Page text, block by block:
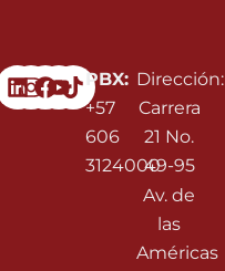
Linkedin
Instagram
Facebook
Youtube
PBX:
+57
606
3124000
Dirección:
Carrera
21 No.
49-95
Av. de
las
Américas